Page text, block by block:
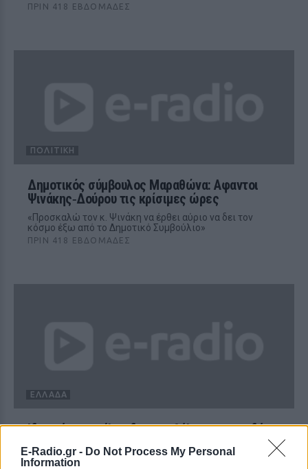
E-Radio.gr - Do Not Process My Personal
Information
ΠΡΙΝ 418 ΕΒΔΟΜΆΔΕΣ
ΠΟΛΙΤΙΚΉ
Δημοτικός σύμβουλος Μαραθώνα: Αφαντοι
Ψινάκης‑Δούρου τις κρίσιμες ώρες
«Προσκαλώ τον κ. Ψινάκη να έρθει αύριο να δει τον
κόσμο έξω από το Δημοτικό Συμβούλιο»
ΠΡΙΝ 418 ΕΒΔΟΜΆΔΕΣ
ΕΛΛΆΔΑ
Ιδιοκτήτης σκύλου δεν τον θέλει πια επειδή
κάηκαν οι πατούσες του στις πυρκαγιές
Τι αναφέρει η MKO «Dogs Voice»